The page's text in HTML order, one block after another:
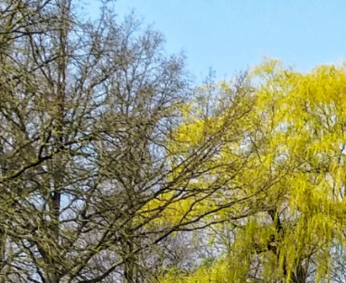
Walk
cadeau
Mind-Walk
op verzoek
Contact